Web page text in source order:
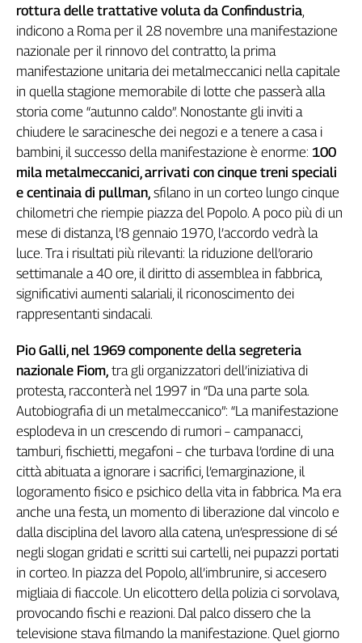
Collettiva
Talk
La
settimana
Girasoli
Sassolino
Linea
Economica
Tech
It
Easy
Inserti
Idea
Diffusa
Le
tv
in
Progress
L'Italia
nel
Lavoro
Territori
Abruzzo-
Molise
Alto
Adige
rottura delle trattative voluta da Confindustria,
indicono a Roma per il 28 novembre una manifestazione
nazionale per il rinnovo del contratto, la prima
manifestazione unitaria dei metalmeccanici nella capitale
in quella stagione memorabile di lotte che passerà alla
storia come “autunno caldo”. Nonostante gli inviti a
chiudere le saracinesche dei negozi e a tenere a casa i
bambini, il successo della manifestazione è enorme: 100
mila metalmeccanici, arrivati con cinque treni speciali
e centinaia di pullman, sfilano in un corteo lungo cinque
chilometri che riempie piazza del Popolo. A poco più di un
mese di distanza, l’8 gennaio 1970, l’accordo vedrà la
luce. Tra i risultati più rilevanti: la riduzione dell’orario
settimanale a 40 ore, il diritto di assemblea in fabbrica,
significativi aumenti salariali, il riconoscimento dei
rappresentanti sindacali.
Pio Galli, nel 1969 componente della segreteria
nazionale Fiom, tra gli organizzatori dell’iniziativa di
protesta, racconterà nel 1997 in “Da una parte sola.
Autobiografia di un metalmeccanico”: “La manifestazione
esplodeva in un crescendo di rumori – campanacci,
tamburi, fischietti, megafoni – che turbava l’ordine di una
città abituata a ignorare i sacrifici, l’emarginazione, il
logoramento fisico e psichico della vita in fabbrica. Ma era
anche una festa, un momento di liberazione dal vincolo e
dalla disciplina del lavoro alla catena, un’espressione di sé
negli slogan gridati e scritti sui cartelli, nei pupazzi portati
in corteo. In piazza del Popolo, all’imbrunire, si accesero
migliaia di fiaccole. Un elicottero della polizia ci sorvolava,
provocando fischi e reazioni. Dal palco dissero che la
televisione stava filmando la manifestazione. Quel giorno